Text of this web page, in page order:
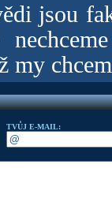
jsou
my
TVŮJ E-MAIL: